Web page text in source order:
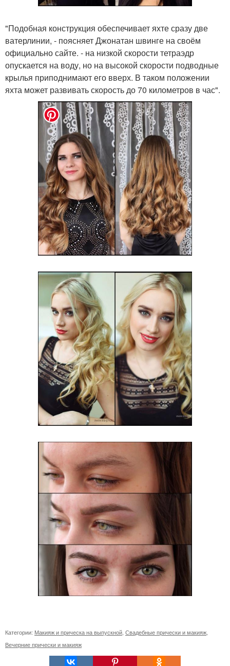
"Подобная конструкция обеспечивает яхте сразу две
ватерлинии, - поясняет Джонатан швинге на своём
официально сайте. - на низкой скорости тетраэдр
опускается на воду, но на высокой скорости подводные
крылья приподнимают его вверх. В таком положении
яхта может развивать скорость до 70 километров в час".
Категории: Макияж и прическа на выпускной, Свадебные прически и макияж,
Вечерние прически и макияж